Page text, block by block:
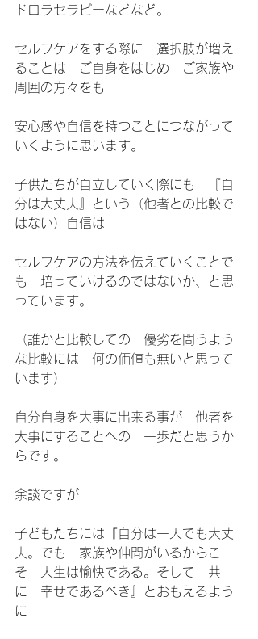
ドロラセラピーなどなど。
セルフケアをする際に　選択肢が増え
ることは　ご自身をはじめ　ご家族や
周囲の方々をも
安心感や自信を持つことにつながって
いくように思います。
子供たちが自立していく際にも　『自
分は大丈夫』という（他者との比較で
はない）自信は
セルフケアの方法を伝えていくことで
も　培っていけるのではないか、と思
っています。
（誰かと比較しての　優劣を問うよう
な比較には　何の価値も無いと思って
います）
自分自身を大事に出来る事が　他者を
大事にすることへの　一歩だと思うか
らです。
余談ですが
子どもたちには『自分は一人でも大丈
夫。でも　家族や仲間がいるからこ
そ　人生は愉快である。そして　共
に　幸せであるべき』とおもえるよう
に